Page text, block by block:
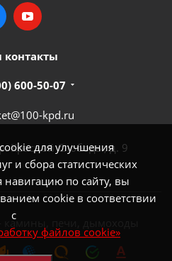
для улучшения
и сбора статистических
по сайту, вы
cookie в соответствии
с
файлов cookie»
600-50-07
kpd.ru
Красной Слободы, д. 9
камины, печи, дымоходы